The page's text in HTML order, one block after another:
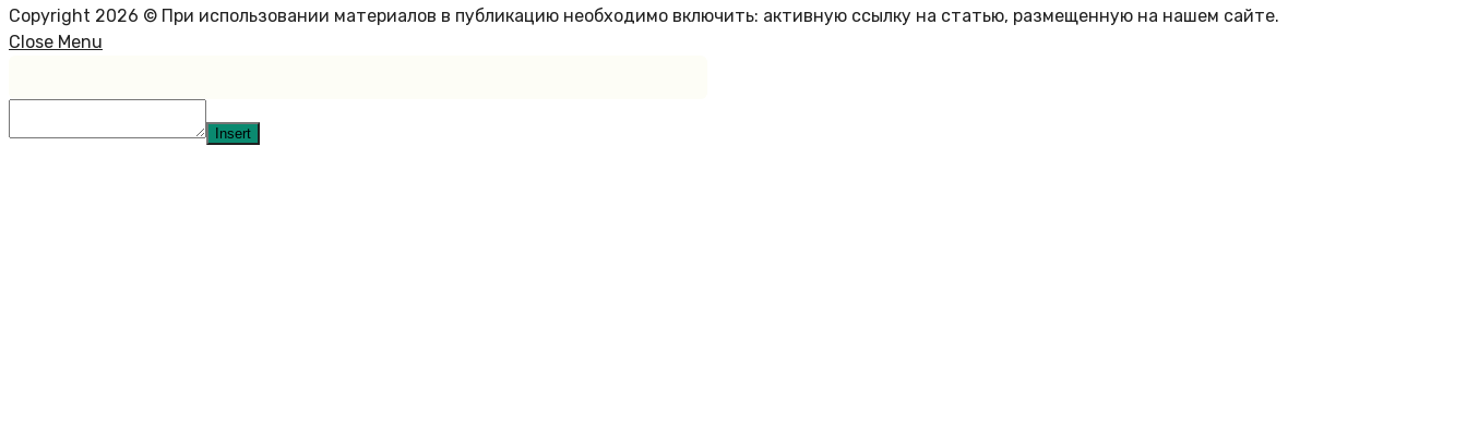
Copyright 2026 © При использовании материалов в публикацию необходимо включить: активную ссылку на статью, размещенную на нашем сайте.
Close Menu
Insert